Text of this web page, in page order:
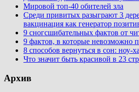
Мировой топ-40 обителей зла
Среди привитых разыграют 3
вакцинация как генератор
9 сногсшибательных фактов от
9 фактов, в которые невозможно
8 способов вернуться в сон: ноу-
Что значит быть красивой в 23
Архив